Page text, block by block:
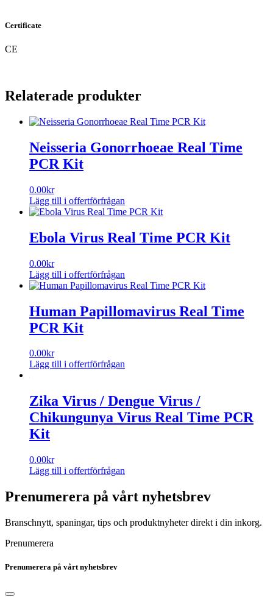
Certificate
CE
Relaterade produkter
Neisseria Gonorrhoeae Real Time
PCR Kit
0.00kr
Lägg till i offertförfrågan
Ebola Virus Real Time PCR Kit
0.00kr
Lägg till i offertförfrågan
Human Papillomavirus Real Time
PCR Kit
0.00kr
Lägg till i offertförfrågan
Zika Virus / Dengue Virus /
Chikungunya Virus Real Time PCR
Kit
0.00kr
Lägg till i offertförfrågan
Prenumerera på vårt nyhetsbrev
Branschnytt, spaningar, tips och produktnyheter direkt i din inkorg.
Prenumerera
Prenumerera på vårt nyhetsbrev